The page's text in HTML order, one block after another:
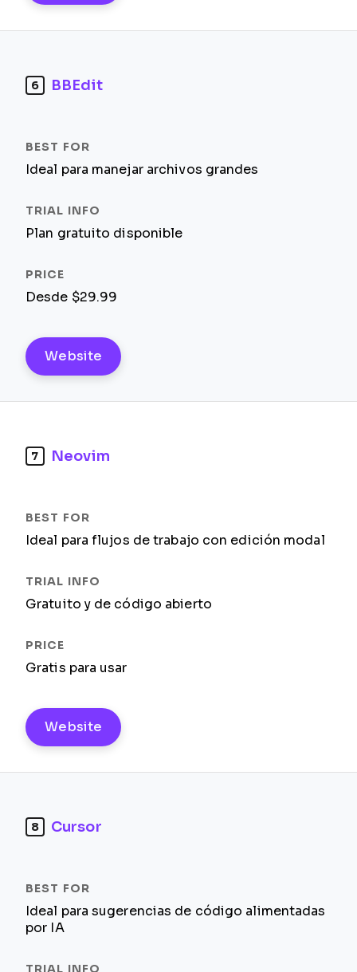
6 BBEdit
Ideal para manejar archivos grandes
Plan gratuito disponible
Desde $29.99
Website
7 Neovim
Ideal para flujos de trabajo con edición modal
Gratuito y de código abierto
Gratis para usar
Website
8 Cursor
Ideal para sugerencias de código alimentadas
por IA